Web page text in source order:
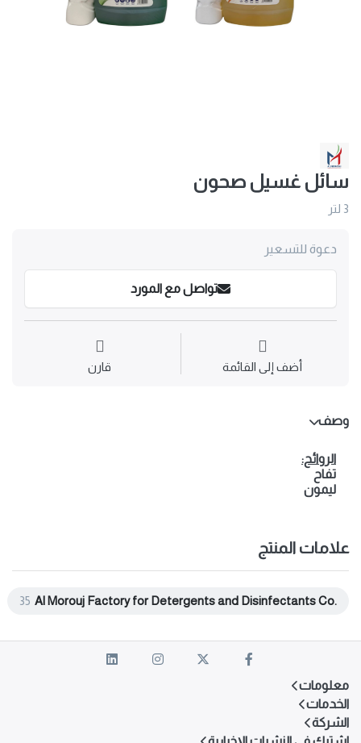
سائل غسيل صحون
3 لتر
دعوة للتسعير
تواصل مع المورد
أضف إلى القائمة قارن
وصف
الروائح:
تفاح
ليمون
علامات المنتج
Al Morouj Factory for Detergents and Disinfectants Co.
35
معلومات
الخدمات
الشركة